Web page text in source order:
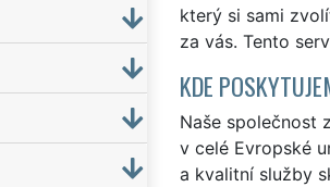
který si sami
za vás. Tento
KDE
Naše společnost
v celé Evropské
a kvalitní služby